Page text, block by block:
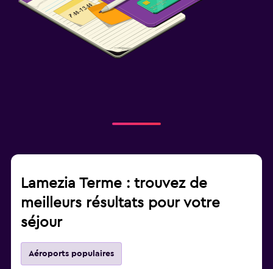
Lamezia Terme : trouvez de
meilleurs résultats pour votre
séjour
Aéroports populaires